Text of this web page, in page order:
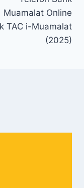
Muamalat Online
TAC i-Muamalat
(2025)